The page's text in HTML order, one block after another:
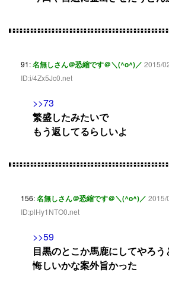
91:名無しさん＠恐縮です＠＼(^o^)／ 2015/
ID:i/4Zx5Jc0.net
>>73
繁盛したみたいで
もう返してるらしいよ
156:名無しさん＠恐縮です＠＼(^o^)／ 2015/
ID:plHy1NTO0.net
>>59
目黒のとこか馬鹿にしてやろ
悔しいかな案外旨かった